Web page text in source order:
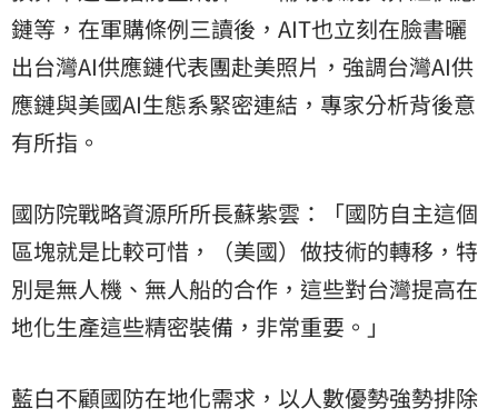
鏈等，在軍購條例三讀後，AIT也立刻在臉書曬
出台灣AI供應鏈代表團赴美照片，強調台灣AI供
應鏈與美國AI生態系緊密連結，專家分析背後意
有所指。
國防院戰略資源所所長蘇紫雲：「國防自主這個
區塊就是比較可惜，（美國）做技術的轉移，特
別是無人機、無人船的合作，這些對台灣提高在
地化生產這些精密裝備，非常重要。」
藍白不顧國防在地化需求，以人數優勢強勢排除